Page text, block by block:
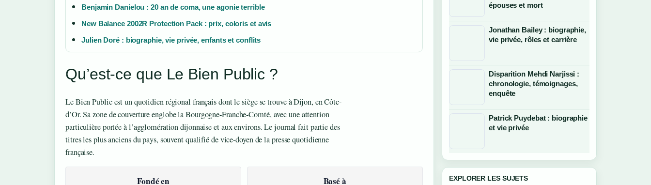
Benjamin Danielou : 20 an de coma, une agonie terrible
New Balance 2002R Protection Pack : prix, coloris et avis
Julien Doré : biographie, vie privée, enfants et conflits
Qu’est-ce que Le Bien Public ?
Le Bien Public est un quotidien régional français dont le siège se trouve à Dijon, en Côte-
d’Or. Sa zone de couverture englobe la Bourgogne-Franche-Comté, avec une attention
particulière portée à l’agglomération dijonnaise et aux environs. Le journal fait partie des
titres les plus anciens du pays, souvent qualifié de vice-doyen de la presse quotidienne
française.
Fondé en Basé à
épouses et mort
Jonathan Bailey : biographie,
vie privée, rôles et carrière
Disparition Mehdi Narjissi :
chronologie, témoignages,
enquête
Patrick Puydebat : biographie
et vie privée
EXPLORER LES SUJETS